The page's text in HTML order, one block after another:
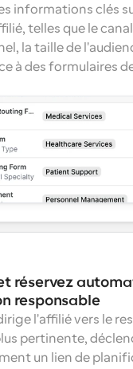
informations clés
telles que le canal
la taille de
à des formulaires
réservez
responsable
l'affilié vers le
pertinente,
un lien de